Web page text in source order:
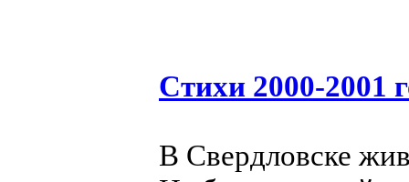
Стихи 2000-2001
В Свердловске